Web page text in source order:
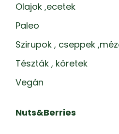
Olajok ,ecetek
Paleo
Szirupok , cseppek
Tészták , köretek
Vegán
Nuts&Berries